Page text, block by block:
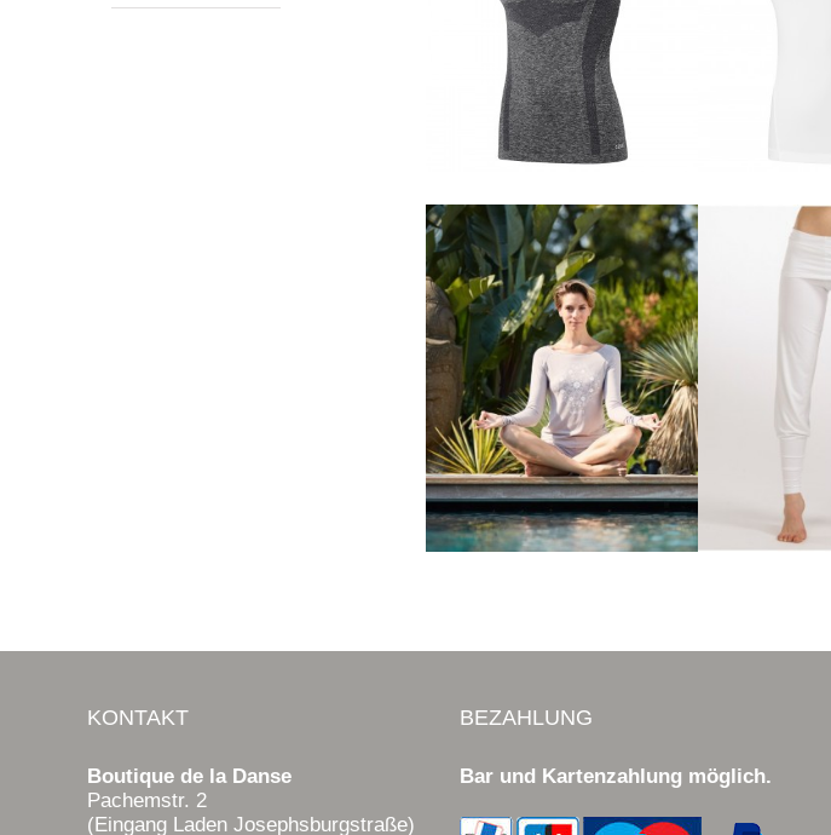
KONTAKT
Boutique de la Danse
Pachemstr. 2
(Eingang Laden Josephsburgstraße)
BEZAHLUNG
Bar und Kartenzahlung möglich.